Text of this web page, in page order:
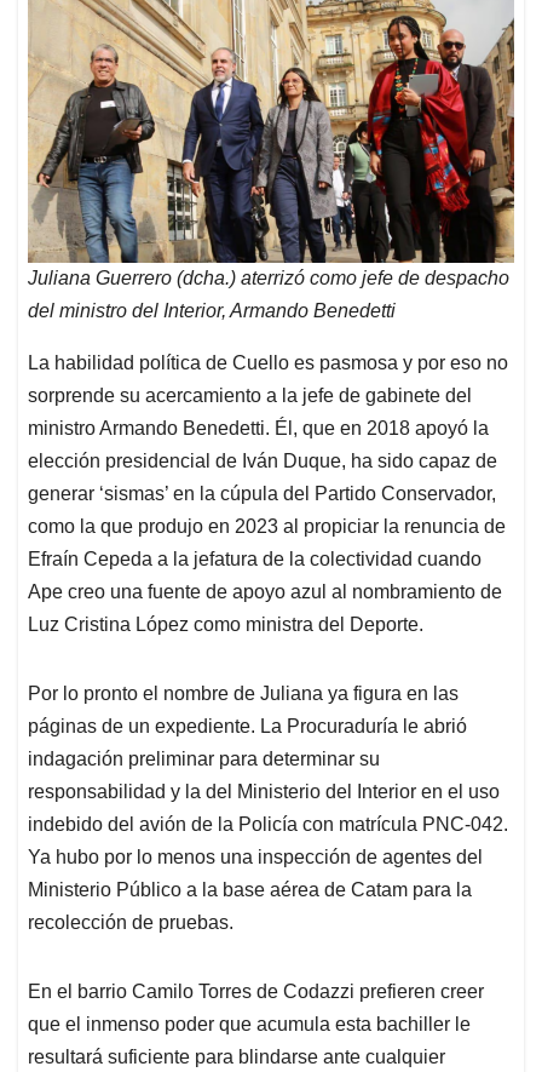
Juliana Guerrero (dcha.) aterrizó como jefe de despacho
del ministro del Interior, Armando Benedetti
La habilidad política de Cuello es pasmosa y por eso no
sorprende su acercamiento a la jefe de gabinete del
ministro Armando Benedetti. Él, que en 2018 apoyó la
elección presidencial de Iván Duque, ha sido capaz de
generar ‘sismas’ en la cúpula del Partido Conservador,
como la que produjo en 2023 al propiciar la renuncia de
Efraín Cepeda a la jefatura de la colectividad cuando
Ape creo una fuente de apoyo azul al nombramiento de
Luz Cristina López como ministra del Deporte.
Por lo pronto el nombre de Juliana ya figura en las
páginas de un expediente. La Procuraduría le abrió
indagación preliminar para determinar su
responsabilidad y la del Ministerio del Interior en el uso
indebido del avión de la Policía con matrícula PNC-042.
Ya hubo por lo menos una inspección de agentes del
Ministerio Público a la base aérea de Catam para la
recolección de pruebas.
En el barrio Camilo Torres de Codazzi prefieren creer
que el inmenso poder que acumula esta bachiller le
resultará suficiente para blindarse ante cualquier